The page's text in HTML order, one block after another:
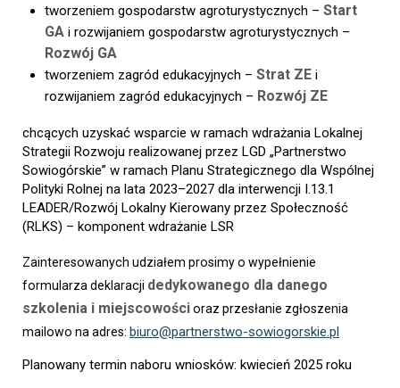
tworzeniem gospodarstw agroturystycznych – Start
GA i rozwijaniem gospodarstw agroturystycznych –
Rozwój GA
tworzeniem zagród edukacyjnych – Strat ZE i
rozwijaniem zagród edukacyjnych – Rozwój ZE
chcących uzyskać wsparcie w ramach wdrażania Lokalnej
Strategii Rozwoju realizowanej przez LGD „Partnerstwo
Sowiogórskie” w ramach Planu Strategicznego dla Wspólnej
Polityki Rolnej na lata 2023–2027 dla interwencji I.13.1
LEADER/Rozwój Lokalny Kierowany przez Społeczność
(RLKS) – komponent wdrażanie LSR
Zainteresowanych udziałem prosimy o wypełnienie
formularza deklaracji dedykowanego dla danego
szkolenia i miejscowościoraz przesłanie zgłoszenia
mailowo na adres: biuro@partnerstwo-sowiogorskie.pl
Planowany termin naboru wniosków: kwiecień 2025 roku